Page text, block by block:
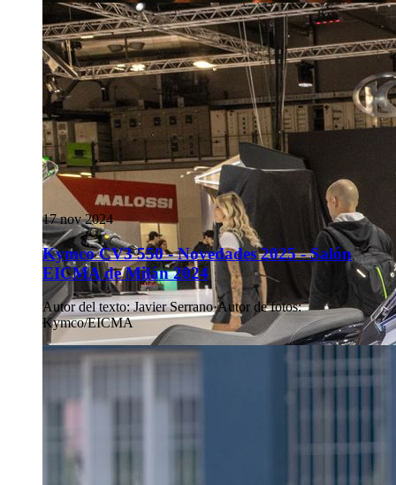
17 nov 2024
Kymco CV3 550 - Novedades 2025 - Salón
EICMA de Milán 2024
Autor del texto: Javier Serrano·Autor de fotos:
Kymco/EICMA